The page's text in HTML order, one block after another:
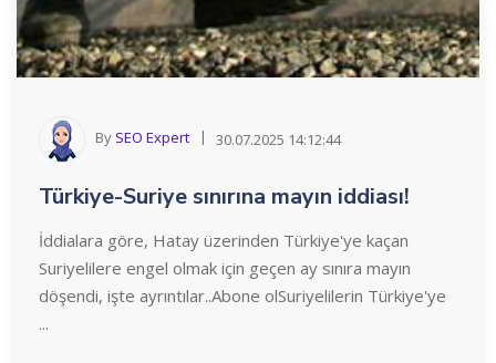
By SEO Expert 30.07.2025 14:12:44
Türkiye-Suriye sınırına mayın iddiası!
İddialara göre, Hatay üzerinden Türkiye'ye kaçan
Suriyelilere engel olmak için geçen ay sınıra mayın
döşendi, işte ayrıntılar..Abone olSuriyelilerin Türkiye'ye
...